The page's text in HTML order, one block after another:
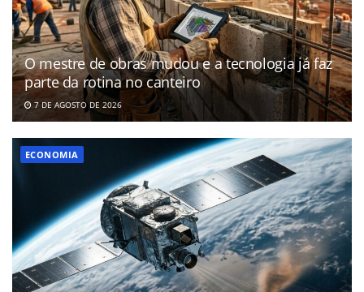
O mestre de obras mudou e a tecnologia já faz
parte da rotina no canteiro
7 DE AGOSTO DE 2026
ECONOMIA